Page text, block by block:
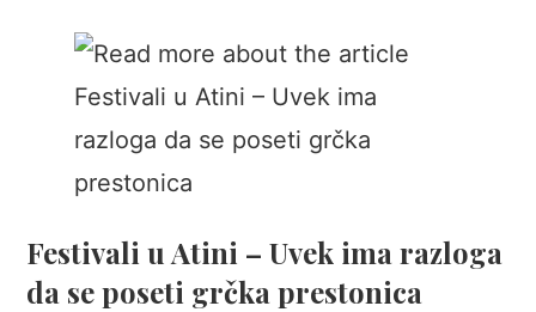
Festivali u Atini – Uvek ima razloga
da se poseti grčka prestonica